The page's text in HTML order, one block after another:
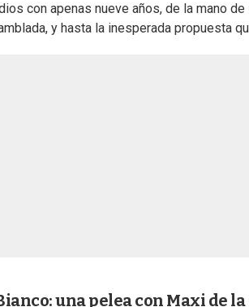
con apenas nueve años, de la mano de
y hasta la inesperada propuesta
una pelea con Maxi de